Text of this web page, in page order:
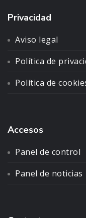
Privacidad
Aviso legal
Política de
Política de
Accesos
Panel de control
Panel de noticias